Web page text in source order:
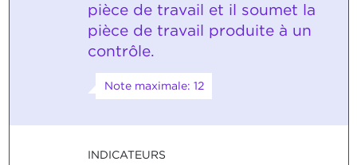
pièce de travail et il soumet la
pièce de travail produite à un
contrôle.
Note maximale: 12
INDICATEURS